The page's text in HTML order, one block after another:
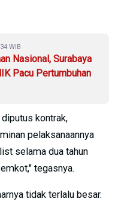
WIB
Nasional, Surabaya
Pacu Pertumbuhan
kontrak,
pelaksanaannya
selama dua tahun
tegasnya.
tidak terlalu besar.